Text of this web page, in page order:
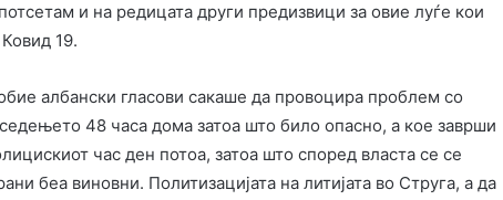
и на редицата други предизвици за овие луѓе кои
19.
албански гласови сакаше да провоцира проблем со
48 часа дома затоа што било опасно, а кое заврши
час ден потоа, затоа што според власта се се
беа виновни. Политизацијата на литијата во Струга, а да